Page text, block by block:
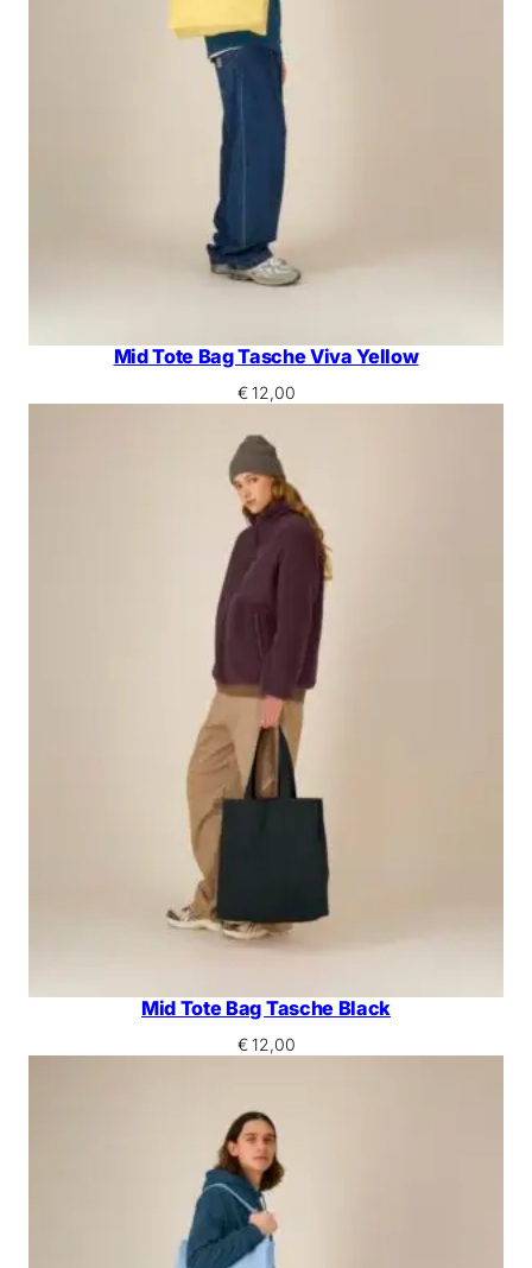
Mid Tote Bag Tasche Viva Yellow
€12,00
Mid Tote Bag Tasche Black
€12,00